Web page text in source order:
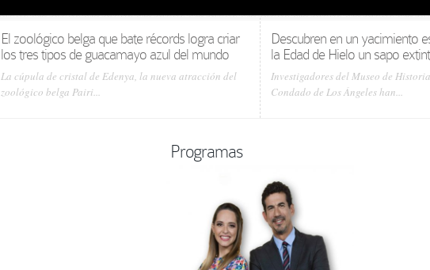
El zoológico belga que bate récords logra criar
los tres tipos de guacamayo azul del mundo
La cúpula de cristal de Edenya, la nueva atracción del
zoológico belga Pairi...
Descubren en un yacimiento
la Edad de Hielo un sapo
Investigadores del Museo de
Condado de Los Ángeles han...
Programas